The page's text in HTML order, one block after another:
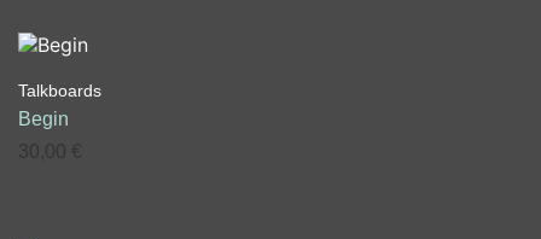
Talkboards
Begin
30,00
€